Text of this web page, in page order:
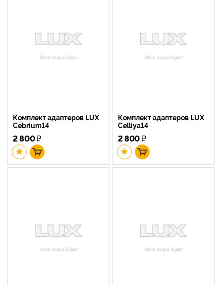
Комплект адаптеров LUX
Cebrium14
2 800₽
Комплект адаптеров LUX
Celliya14
2 800₽